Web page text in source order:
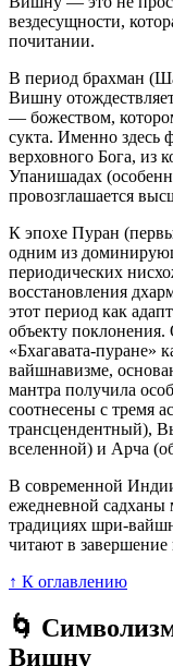
вездесущности,
почитании.
В период брахман
Вишну
— божеством,
сукта. Именно здесь
верховного Бога, из
Упанишадах
провозглашается
К эпохе Пуран
одним из
периодических
восстановления
этот период как
объекту
«Бхагавата-пуране»
вайшнавизме,
мантра получила
соотнесены с тремя
трансцендентный),
вселенной) и Арча
В современной
ежедневной садханы
традициях шри-
читают в
↑ К оглавлению
🌀
Вишну